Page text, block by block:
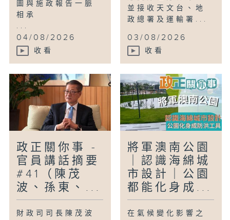
圖與施政報告一脈
相承
...
04/08/2026
收看
並接收天文台、地
政總署及運輸署...
03/08/2026
收看
政正關你事 -
官員講話摘要
#41（陳茂
波、孫東、...
財政司司長陳茂波
將軍澳南公園
｜認識海綿城
市設計｜公園
都能化身成...
在氣候變化影響之